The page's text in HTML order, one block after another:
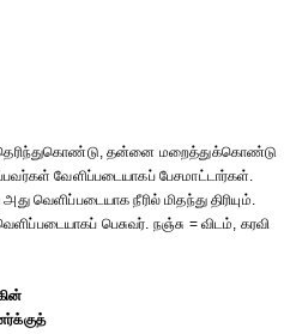
தெரிந்துகொண்டு, தன்னை மறைத்துக்கொண்டு
வேளிப்படையாகப் பேசமாட்டார்கள்.
வெளிப்படையாக நீரில் மிதந்து திரியும்.
பெசுவர். நஞ்சு = விடம், கரவி